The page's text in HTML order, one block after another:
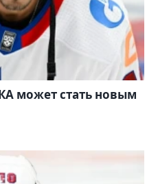
может стать новым